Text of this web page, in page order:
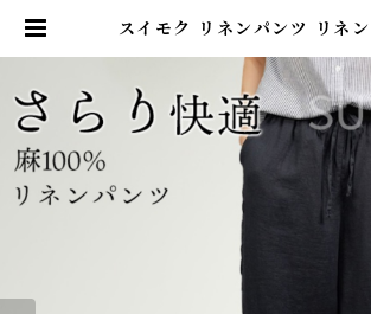
スイモク リネンパンツ リネ
綿 大人 リラックスパンツ イ
パンツ ゆるパン ロングパン
レートパンツ シンプル おし
エストゴム 無地 春 夏 秋 M
5074【水沐良品】 |
レンチブルドック孔明